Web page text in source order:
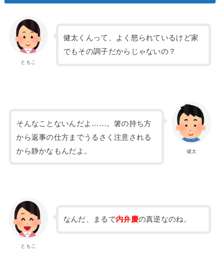
ともこ
健太くんって、よく怒られているけど家
でもその調子だからじゃないの？
健太
そんなことないんだよ……。箸の持ち方
から返事の仕方までうるさく注意される
から静かなもんだよ。
ともこ
なんだ、まるで内弁慶の真逆なのね。